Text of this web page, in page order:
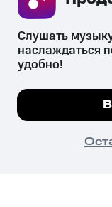
психотропных
их незаконный
законодательством
© 2026 ООО «КИОН».
Все права защищены
Мы
Слушать
наслаждаться
удобно!